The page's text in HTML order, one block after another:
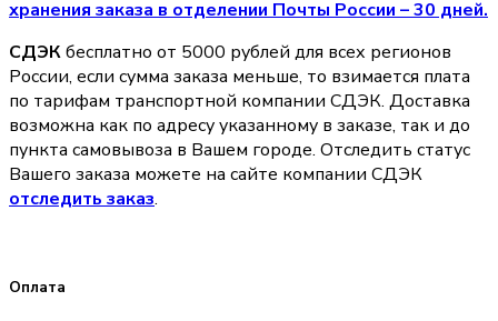
хранения заказа в отделении Почты России – 30 дней.
СДЭКбесплатно от 5000 рублей для всех регионов
России, если сумма заказа меньше, то взимается плата
по тарифам транспортной компании СДЭК. Доставка
возможна как по адресу указанному в заказе, так и до
пункта самовывоза в Вашем городе. Отследить статус
Вашего заказа можете на сайте компании СДЭК
отследить заказ.
Оплата